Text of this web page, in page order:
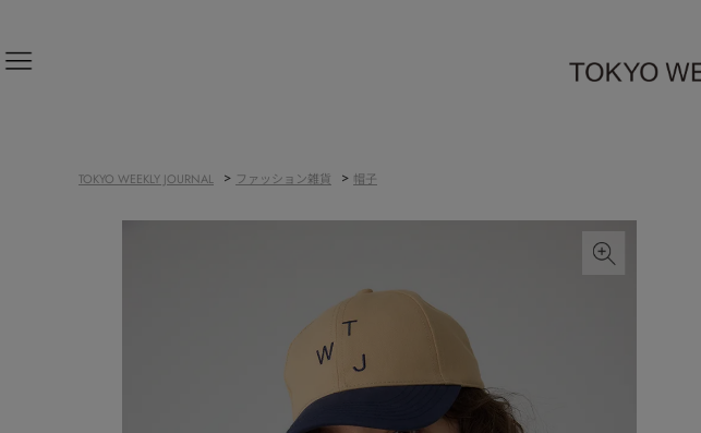
TOKYO WEEKLY JOURNAL > ファッション雑貨 > 帽子